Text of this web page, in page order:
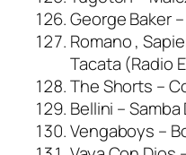
George Baker
Romano ,
Tacata (Radio
The Shorts –
Bellini – Samba
Vengaboys –